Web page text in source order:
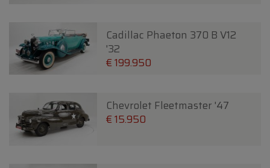
Cadillac Phaeton 370 B V12
'32
€ 199.950
Chevrolet Fleetmaster '47
€ 15.950